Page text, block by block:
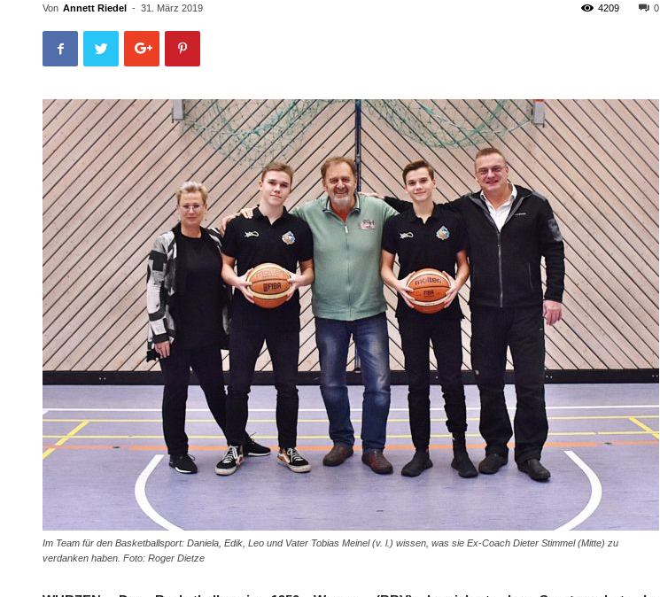
Von Annett Riedel - 31. März 2019 0
4209
Im Team für den Basketballsport: Daniela, Edik, Leo und Vater Tobias Meinel (v. l.) wissen, was sie Ex-Coach Dieter Stimmel (Mitte) zu
verdanken haben. Foto: Roger Dietze